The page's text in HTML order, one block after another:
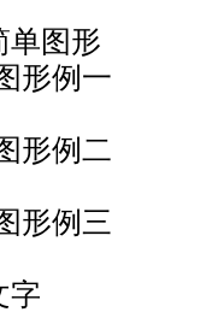
单图形
形例一
形例二
形例三
字